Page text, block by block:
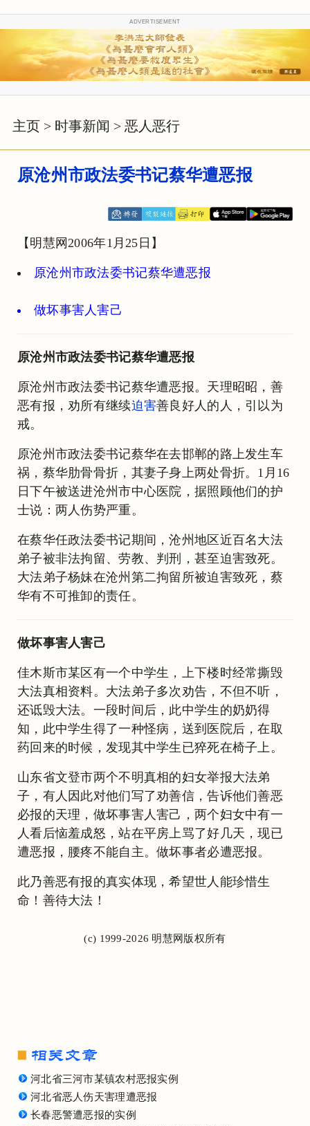
ADVERTISEMENT
主页 > 时事新闻 > 恶人恶行
原沧州市政法委书记蔡华遭恶报
【明慧网2006年1月25日】
原沧州市政法委书记蔡华遭恶报
做坏事害人害己
原沧州市政法委书记蔡华遭恶报
原沧州市政法委书记蔡华遭恶报。天理昭昭，善
恶有报，劝所有继续迫害善良好人的人，引以为
戒。
原沧州市政法委书记蔡华在去邯郸的路上发生车
祸，蔡华肋骨骨折，其妻子身上两处骨折。1月16
日下午被送进沧州市中心医院，据照顾他们的护
士说：两人伤势严重。
在蔡华任政法委书记期间，沧州地区近百名大法
弟子被非法拘留、劳教、判刑，甚至迫害致死。
大法弟子杨妹在沧州第二拘留所被迫害致死，蔡
华有不可推卸的责任。
做坏事害人害己
佳木斯市某区有一个中学生，上下楼时经常撕毁
大法真相资料。大法弟子多次劝告，不但不听，
还诋毁大法。一段时间后，此中学生的奶奶得
知，此中学生得了一种怪病，送到医院后，在取
药回来的时候，发现其中学生已猝死在椅子上。
山东省文登市两个不明真相的妇女举报大法弟
子，有人因此对他们写了劝善信，告诉他们善恶
必报的天理，做坏事害人害己，两个妇女中有一
人看后恼羞成怒，站在平房上骂了好几天，现已
遭恶报，腰疼不能自主。做坏事者必遭恶报。
此乃善恶有报的真实体现，希望世人能珍惜生
命！善待大法！
(c) 1999-2026 明慧网版权所有
河北省三河市某镇农村恶报实例
河北省恶人伤天害理遭恶报
长春恶警遭恶报的实例